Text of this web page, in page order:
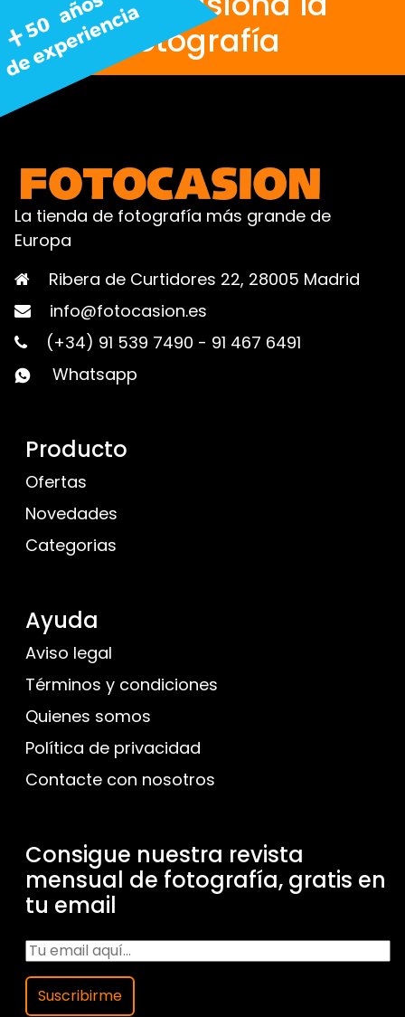
fotografía
La tienda de fotografía más grande de
Europa
Ribera de Curtidores 22, 28005 Madrid
info@fotocasion.es
(+34) 91 539 7490 - 91 467 6491
Whatsapp
Producto
Ofertas
Novedades
Categorias
Ayuda
Aviso legal
Términos y condiciones
Quienes somos
Política de privacidad
Contacte con nosotros
Consigue nuestra revista
mensual de fotografía, gratis en
tu email
Suscribirme